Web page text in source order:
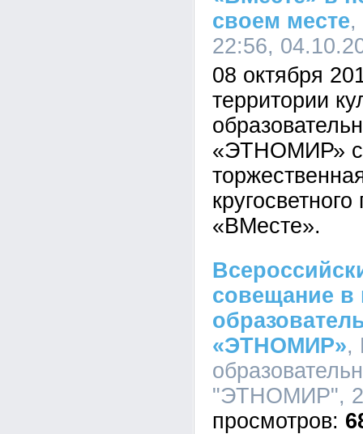
своем месте
22:56,
08 октября
территории
«ЭТНОМИР»
«ВМесте».
совещание в
«ЭТНОМИР»,
"ЭТНОМИР",